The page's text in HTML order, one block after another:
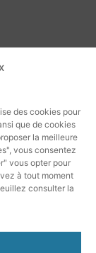
des cookies pour
que de cookies
la meilleure
vous consentez
vous opter pour
à tout moment
consulter la
sous-titres
vidéo via
Final Cut
sous-titrage